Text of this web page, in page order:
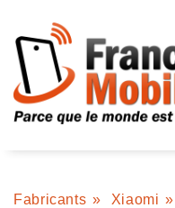
Fabricants » Xiaomi »